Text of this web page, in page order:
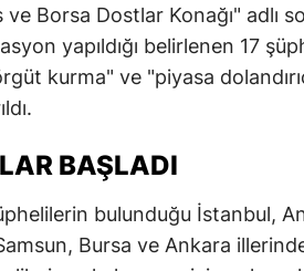
Borsa Dostlar Konağı" adlı
yapıldığı belirlenen 17
kurma" ve "piyasa
BAŞLADI
bulunduğu İstanbul,
Bursa ve Ankara